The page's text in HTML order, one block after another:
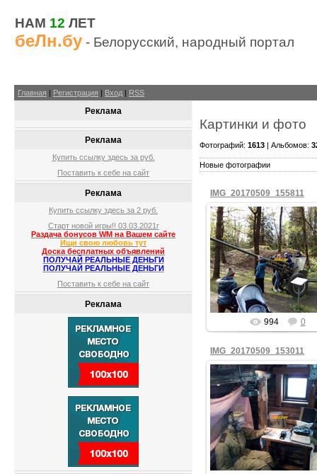
НАМ 12 ЛЕТ
беЛн.бу - Белорусский, народный портал
Главная | Регистрация | Вход | RSS
Реклама
Реклама
Купить ссылку здесь за руб.
Поставить к себе на сайт
Реклама
Купить ссылку здесь за 2 руб.
Старт новой игры!! 03.03.2021г
Раздача бонусов WM на Вашем сайте
Ищи свою любовь тут
Доска бесплатных объявлений
ПОЛУЧАЙ РЕАЛЬНЫЕ ДЕНЬГИ
ПОЛУЧАЙ РЕАЛЬНЫЕ ДЕНЬГИ
Поставить к себе на сайт
Реклама
Картинки и фото
Фотографий: 1613 | Альбомов:
Новые фотографии
IMG_20170509_155811
09.05.2017
fiesta
994 0
IMG_20170509_153011
09.05.2017
fiesta